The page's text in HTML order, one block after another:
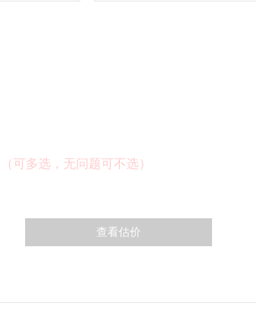
（可多选，无问题可不选）